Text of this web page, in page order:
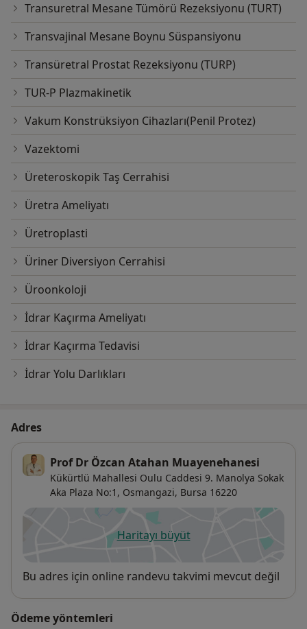
Transuretral Mesane Tümörü Rezeksiyonu (TURT)
Transvajinal Mesane Boynu Süspansiyonu
Transüretral Prostat Rezeksiyonu (TURP)
TUR-P Plazmakinetik
Vakum Konstrüksiyon Cihazları(Penil Protez)
Vazektomi
Üreteroskopik Taş Cerrahisi
Üretra Ameliyatı
Üretroplasti
Üriner Diversiyon Cerrahisi
Üroonkoloji
İdrar Kaçırma Ameliyatı
İdrar Kaçırma Tedavisi
İdrar Yolu Darlıkları
Adres
Prof Dr Özcan Atahan Muayenehanesi
Kükürtlü Mahallesi Oulu Caddesi 9. Manolya Sokak
Aka Plaza No:1, Osmangazi, Bursa 16220
Haritayı büyütyeni bir sekmede açılır
Uygunluk
Bu adres için online randevu takvimi mevcut değil
Ödeme yöntemleri